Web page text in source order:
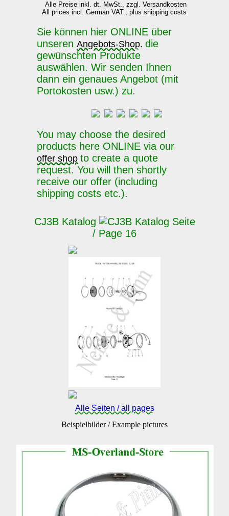
Alle Preise inkl. dt. MwSt., zzgl. Versandkosten
All prices incl. German VAT., plus shipping costs
Sie können hier ONLINE über
unserenAngebots-Shop. die
gewünschten Produkte
auswählen. Wir senden Ihnen
dann ein genaues Angebot (mit
Portokosten usw.) zu.
You may choose the desired
products here ONLINE via our
offer shopto create a quote
request. You will then shortly
receive our offer (including
shipping costs etc.).
CJ3B Katalog
Seite
/ Page 16
Alle Seiten / all pages
Beispielbilder / Example pictures